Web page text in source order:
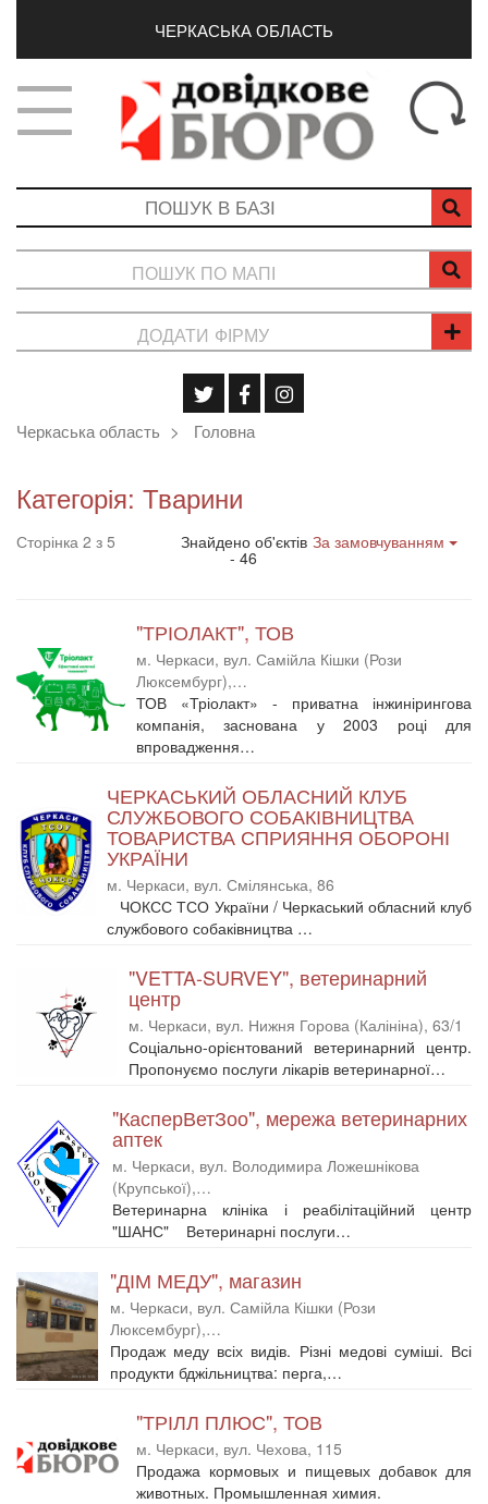
ЧЕРКАСЬКА ОБЛАСТЬ
ПОШУК ПО МАПІ
ДОДАТИ ФІРМУ
Черкаська область Головна
Категорія: Тварини
Сторінка 2 з 5 Знайдено об'єктів
- 46
За замовчуванням
"ТРІОЛАКТ", ТОВ
м. Черкаси, вул. Самійла Кішки (Рози
Люксембург),…
ТОВ «Тріолакт» - приватна інжинірингова
компанія, заснована у 2003 році для
впровадження…
ЧЕРКАСЬКИЙ ОБЛАСНИЙ КЛУБ
СЛУЖБОВОГО СОБАКІВНИЦТВА
ТОВАРИСТВА СПРИЯННЯ ОБОРОНІ
УКРАЇНИ
м. Черкаси, вул. Смілянська, 86
ЧОКСС ТСО України / Черкаський обласний клуб
службового собаківництва …
"VETTA-SURVEY", ветеринарний
центр
м. Черкаси, вул. Нижня Горова (Калініна), 63/1
Соціально-орієнтований ветеринарний центр.
Пропонуємо послуги лікарів ветеринарної…
"КасперВетЗоо", мережа ветеринарних
аптек
м. Черкаси, вул. Володимира Ложешнікова
(Крупської),…
Ветеринарна клініка і реабілітаційний центр
"ШАНС" Ветеринарні послуги…
"ДІМ МЕДУ", магазин
м. Черкаси, вул. Самійла Кішки (Рози
Люксембург),…
Продаж меду всіх видів. Різні медові суміші. Всі
продукти бджільництва: перга,…
"ТРІЛЛ ПЛЮС", ТОВ
м. Черкаси, вул. Чехова, 115
Продажа кормовых и пищевых добавок для
животных. Промышленная химия.